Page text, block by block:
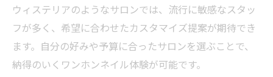
ウィステリアのようなサロンでは、流行に敏感なスタッ
フが多く、希望に合わせたカスタマイズ提案が期待でき
ます。自分の好みや予算に合ったサロンを選ぶことで、
納得のいくワンホンネイル体験が可能です。